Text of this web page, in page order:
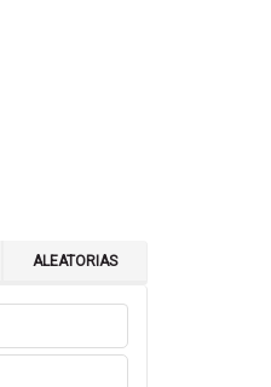
ALEATORIAS